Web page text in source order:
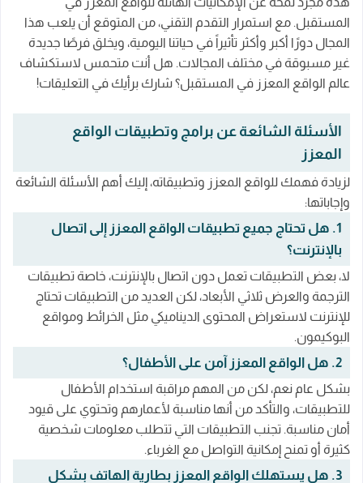
المستقبل. مع استمرار التقدم التقني، من المتوقع أن يلعب هذا
المجال دورًا أكبر وأكثر تأثيراً في حياتنا اليومية، ويخلق فرصًا جديدة
غير مسبوقة في مختلف المجالات. هل أنت متحمس لاستكشاف
عالم الواقع المعزز في المستقبل؟ شارك برأيك في التعليقات!
الأسئلة الشائعة عن برامج وتطبيقات الواقع
المعزز
لزيادة فهمك للواقع المعزز وتطبيقاته، إليك أهم الأسئلة الشائعة
وإجاباتها:
1. هل تحتاج جميع تطبيقات الواقع المعزز إلى اتصال
بالإنترنت؟
لا، بعض التطبيقات تعمل دون اتصال بالإنترنت، خاصة تطبيقات
الترجمة والعرض ثلاثي الأبعاد، لكن العديد من التطبيقات تحتاج
للإنترنت لاستعراض المحتوى الديناميكي مثل الخرائط ومواقع
البوكيمون.
2. هل الواقع المعزز آمن على الأطفال؟
بشكل عام نعم، لكن من المهم مراقبة استخدام الأطفال
للتطبيقات، والتأكد من أنها مناسبة لأعمارهم وتحتوي على قيود
أمان مناسبة. تجنب التطبيقات التي تتطلب معلومات شخصية
كثيرة أو تمنح إمكانية التواصل مع الغرباء.
3. هل يستهلك الواقع المعزز بطارية الهاتف بشكل